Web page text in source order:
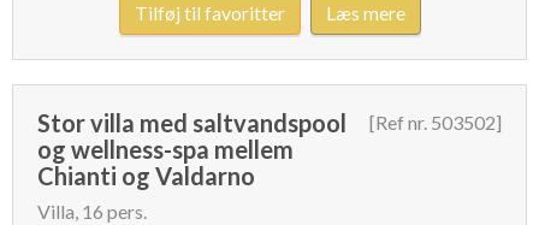
Tilføj til favoritter Læs mere
Stor villa med saltvandspool
og wellness-spa mellem
Chianti og Valdarno
Villa, 16 pers.
[Ref nr. 503502]